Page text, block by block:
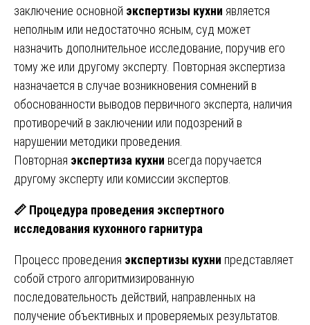
заключение основной экспертизы кухни является
неполным или недостаточно ясным, суд может
назначить дополнительное исследование, поручив его
тому же или другому эксперту. Повторная экспертиза
назначается в случае возникновения сомнений в
обоснованности выводов первичного эксперта, наличия
противоречий в заключении или подозрений в
нарушении методики проведения.
Повторная экспертиза кухни всегда поручается
другому эксперту или комиссии экспертов.
📏 Процедура проведения экспертного
исследования кухонного гарнитура
Процесс проведения экспертизы кухни представляет
собой строго алгоритмизированную
последовательность действий, направленных на
получение объективных и проверяемых результатов.